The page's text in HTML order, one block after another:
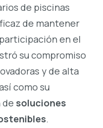
de piscinas
de mantener
en el
su compromiso
y de alta
como su
de soluciones
.